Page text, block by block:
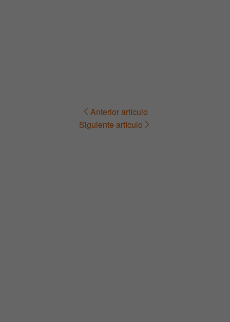
Navegación Anterior artículo
Siguiente artículo